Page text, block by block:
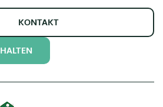
KONTAKT